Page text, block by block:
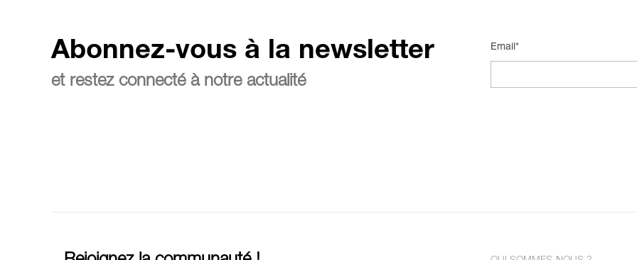
Abonnez-vous à la newsletter
et restez connecté à notre actualité
Email*